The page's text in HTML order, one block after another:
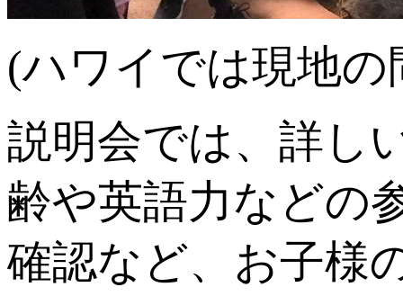
(ハワイでは現地
説明会では、詳し
齢や英語力などの
確認など、お子様